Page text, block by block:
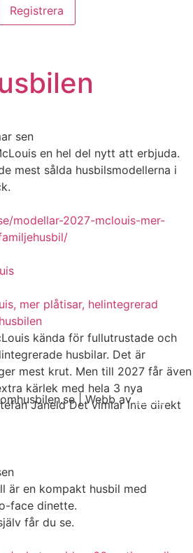
sen
en hel del nytt att erbjuda.
mest sålda husbilsmodellerna i
modellar-2027-mclouis-mer-
mer plåtisar, helintegrerad
kända för fullutrustade och
husbilar. Det är
mest krut. Men till 2027 får även
kärlek med hela 3 nya
Janeld Det vimlar inte direkt
är en kompakt husbil med
face dinette.
får du se.
| Webb av Bravo